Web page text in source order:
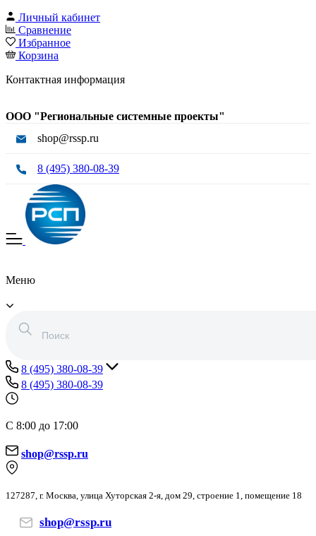
Личный кабинет
Сравнение
Избранное
Корзина
Контактная информация
ООО "Региональные системные проекты"
shop@rssp.ru
8 (495) 380-08-39
Меню
8 (495) 380-08-39
8 (495) 380-08-39
С 8:00 до 17:00
shop@rssp.ru
127287, г. Москва, улица Хуторская 2-я, дом 29, строение 1, помещение 18
shop@rssp.ru